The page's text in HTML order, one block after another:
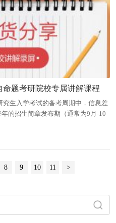
题考研院校专属讲解课程
生入学考试的备考周期中，信息差
的招生简章发布期（通常为9月-10
8 9 10 11 >